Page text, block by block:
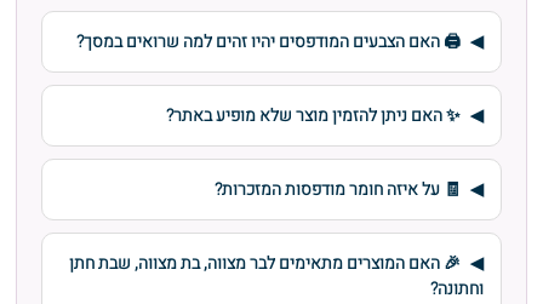
🖨️ האם הצבעים המודפסים יהיו זהים למה שרואים במסך?
✨ האם ניתן להזמין מוצר שלא מופיע באתר?
🧾 על איזה חומר מודפסות המזכרות?
🎉 האם המוצרים מתאימים לבר מצווה, בת מצווה, שבת חתן
וחתונה?